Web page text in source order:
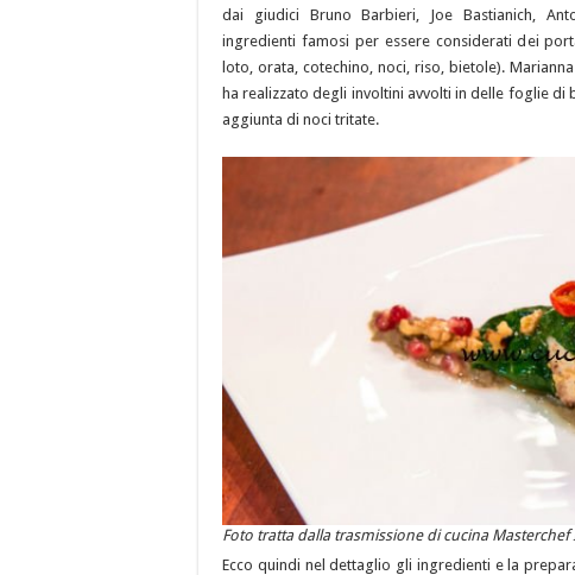
dai giudici Bruno Barbieri, Joe Bastianich,
ingredienti famosi per essere considerati dei
loto, orata, cotechino, noci, riso, bietole).
ha realizzato degli involtini avvolti in delle foglie di
aggiunta di noci tritate.
Foto tratta dalla trasmissione di cucina Masterchef
Ecco quindi nel dettaglio gli ingredienti e la